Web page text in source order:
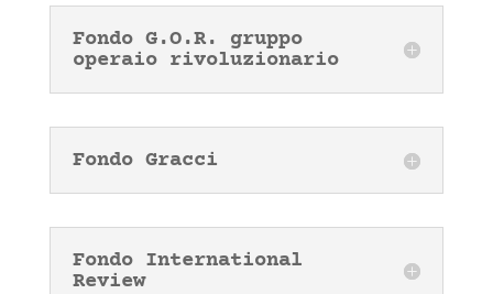
Fondo G.O.R. gruppo
operaio rivoluzionario
Fondo Gracci
Fondo International
Review